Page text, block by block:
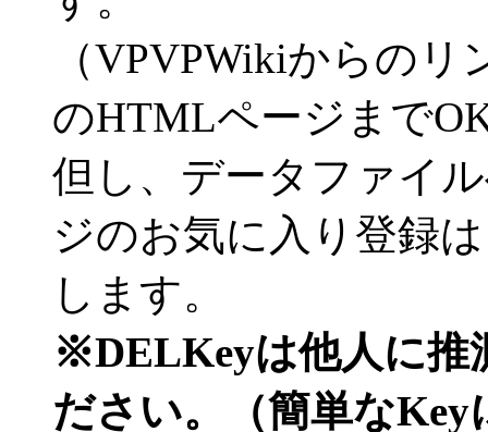
（VPVPWikiからの
のHTMLページまで
但し、データファイ
ジのお気に入り登録
します。
※DELKeyは他人に推
ださい。（簡単な